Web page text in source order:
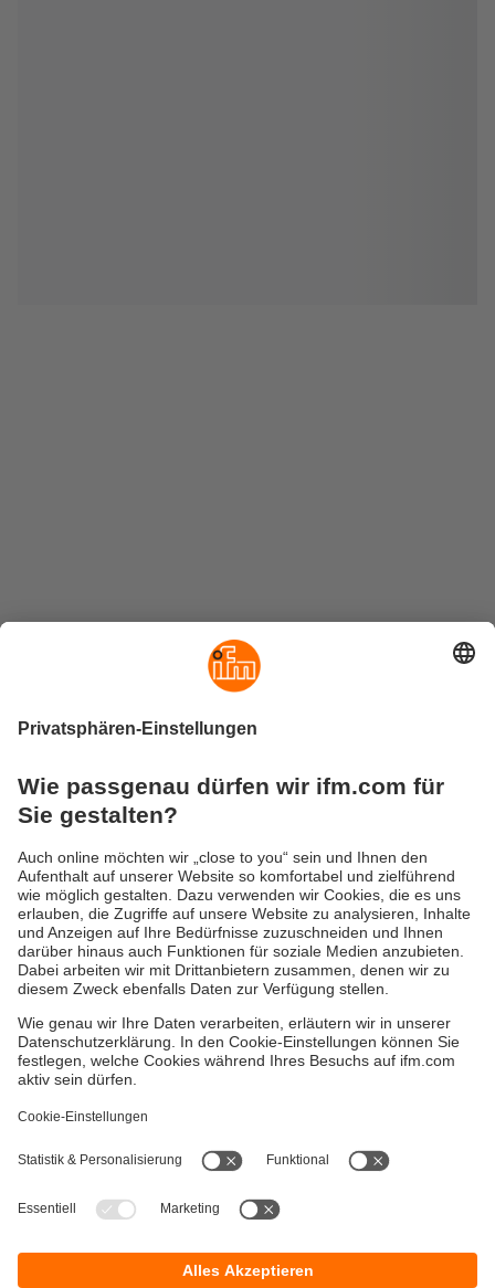
Versandkosten
Gewährleistung
Warenrücklieferungen
Kontakt
Standorte (EN)
AGB
Barrierefreiheit
Impressum
Datenschutz
Responsible Disclosure
ifm electronic gmbh
Hotline 0800 / 16 16 16 4
2026